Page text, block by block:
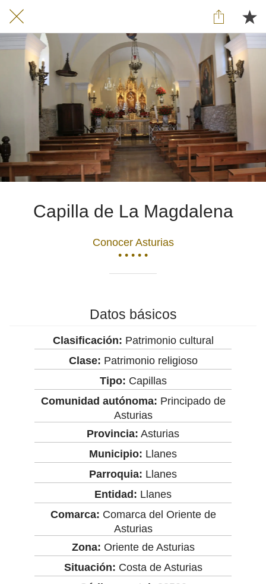
Capilla de La Magdalena
Conocer Asturias
• • • • •
Datos básicos
Clasificación: Patrimonio cultural
Clase: Patrimonio religioso
Tipo: Capillas
Comunidad autónoma: Principado de
Asturias
Provincia: Asturias
Municipio: Llanes
Parroquia: Llanes
Entidad: Llanes
Comarca: Comarca del Oriente de
Asturias
Zona: Oriente de Asturias
Situación: Costa de Asturias